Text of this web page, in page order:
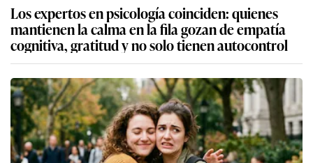
Los expertos en psicología coinciden: quienes
mantienen la calma en la fila gozan de empatía
cognitiva, gratitud y no solo tienen autocontrol